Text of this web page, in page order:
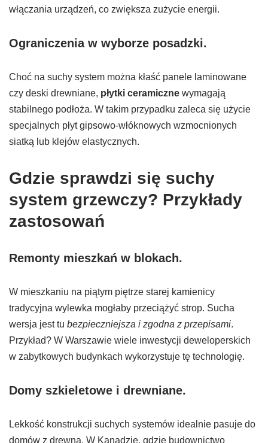
włączania urządzeń, co zwiększa zużycie energii.
Ograniczenia w wyborze posadzki.
Choć na suchy system można kłaść panele laminowane
czy deski drewniane, płytki ceramiczne wymagają
stabilnego podłoża. W takim przypadku zaleca się użycie
specjalnych płyt gipsowo-włóknowych wzmocnionych
siatką lub klejów elastycznych.
Gdzie sprawdzi się suchy
system grzewczy? Przykłady
zastosowań
Remonty mieszkań w blokach.
W mieszkaniu na piątym piętrze starej kamienicy
tradycyjna wylewka mogłaby przeciążyć strop. Sucha
wersja jest tu bezpieczniejsza i zgodna z przepisami.
Przykład? W Warszawie wiele inwestycji deweloperskich
w zabytkowych budynkach wykorzystuje tę technologię.
Domy szkieletowe i drewniane.
Lekkość konstrukcji suchych systemów idealnie pasuje do
domów z drewna. W Kanadzie, gdzie budownictwo